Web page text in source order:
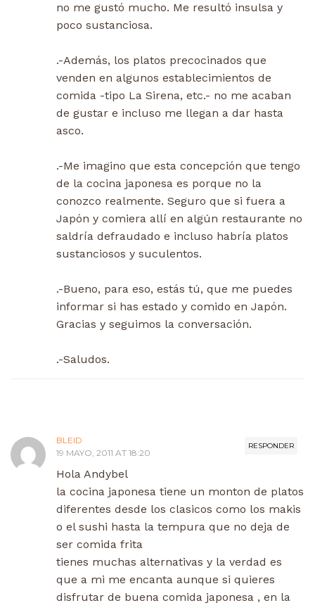
no me gustó mucho. Me resultó insulsa y
poco sustanciosa.
.-Además, los platos precocinados que
venden en algunos establecimientos de
comida -tipo La Sirena, etc.- no me acaban
de gustar e incluso me llegan a dar hasta
asco.
.-Me imagino que esta concepción que tengo
de la cocina japonesa es porque no la
conozco realmente. Seguro que si fuera a
Japón y comiera allí en algún restaurante no
saldría defraudado e incluso habría platos
sustanciosos y suculentos.
.-Bueno, para eso, estás tú, que me puedes
informar si has estado y comido en Japón.
Gracias y seguimos la conversación.
.-Saludos.
RESPONDER
BLEID
19 MAYO, 2011 AT 18:20
Hola Andybel
la cocina japonesa tiene un monton de platos
diferentes desde los clasicos como los makis
o el sushi hasta la tempura que no deja de
ser comida frita
tienes muchas alternativas y la verdad es
que a mi me encanta aunque si quieres
disfrutar de buena comida japonesa , en la